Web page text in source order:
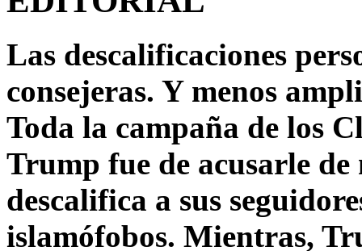
Las descalificaciones
consejeras. Y menos
Toda la campaña de los
Trump fue de acusarle
descalifica a sus
islamófobos. Mientras,